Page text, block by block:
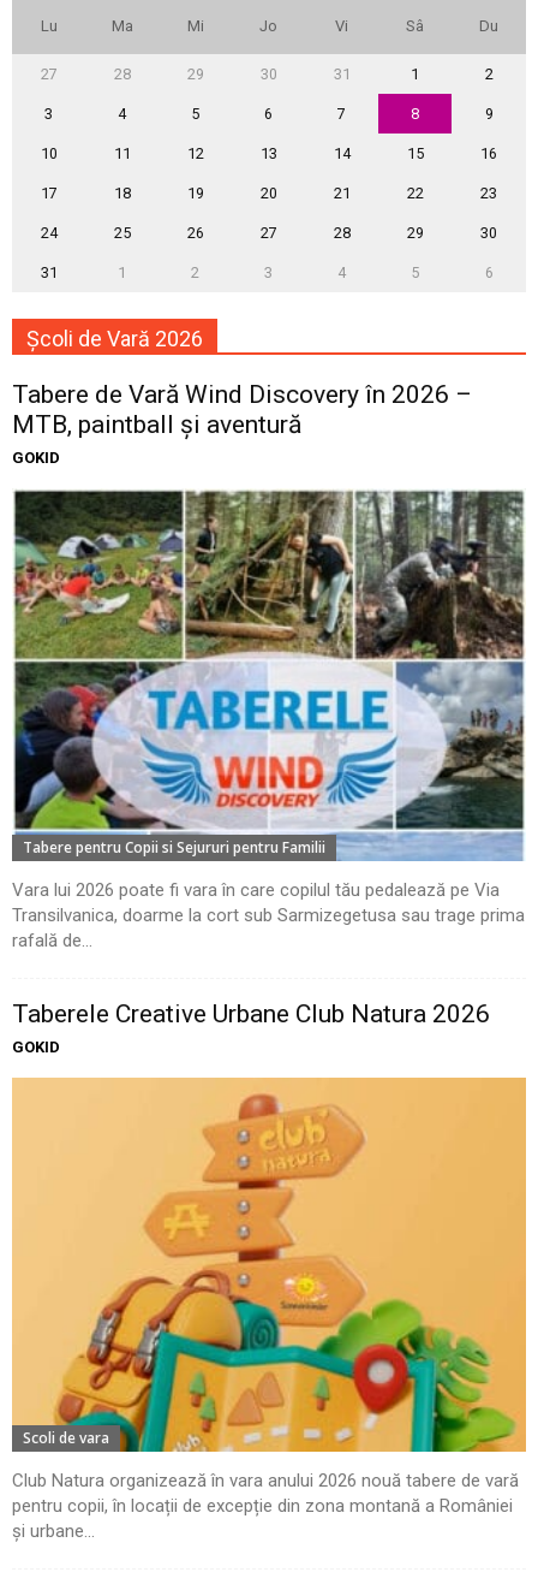
Lu Ma Mi Jo Vi Sâ Du
27 28 29 30 31 1 2
3 4 5 6 7 8 9
10 11 12 13 14 15 16
17 18 19 20 21 22 23
24 25 26 27 28 29 30
31 1 2 3 4 5 6
Școli de Vară 2026
Tabere de Vară Wind Discovery în 2026 –
MTB, paintball și aventură
GOKID
Tabere pentru Copii si Sejururi pentru Familii
Vara lui 2026 poate fi vara în care copilul tău pedalează pe Via
Transilvanica, doarme la cort sub Sarmizegetusa sau trage prima
rafală de...
Taberele Creative Urbane Club Natura 2026
GOKID
Scoli de vara
Club Natura organizează în vara anului 2026 nouă tabere de vară
pentru copii, în locații de excepție din zona montană a României
și urbane...